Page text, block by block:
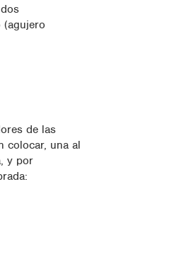
(agujero
de las
colocar, una al
y por